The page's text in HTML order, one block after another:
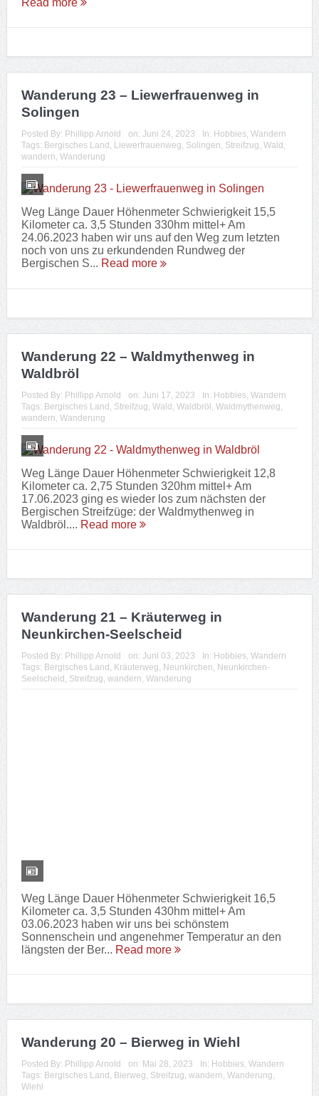
Kilometer ca. 3,5 Stunden 330hm mittel+ Am
24.06.2023 haben wir uns auf den Weg zum letzten
Bergischen S...Read more
Wanderung 22 – Waldmythenweg in
Waldbröl
Posted By:Phillipp Arnold on:Juni 17, 2023 In:Hobbies ,
Tags:Bergisches Land , Streifzug,Wald ,Waldbröl,Waldmythenweg
wandern,Wanderung
Kilometer ca. 2,75 Stunden 320hm mittel+ Am
17.06.2023 ging es wieder los zum nächsten der
Waldbröl....Read more
Wanderung 21 – Kräuterweg in
Neunkirchen-Seelscheid
Posted By:Phillipp Arnold on:Juni 03, 2023 In:Hobbies ,Wandern
Tags:Bergisches Land,Kräuterweg ,Neunkirchen,Neunkirchen-
Seelscheid,Streifzug,wandern,Wanderung
Weg Länge Dauer Höhenmeter Schwierigkeit 16,5
Kilometer ca. 3,5 Stunden 430hm mittel+ Am
Sonnenschein und angenehmer Temperatur an den
längsten der Ber...Read more
Streifzügen heute nach Wiehl um dort den Bierweg...
Read more
Posted By: Phillipp Arnold on:
Januar 07, 2023
In:Hobbies,Wandern
Marienheide,Streifzug,wandern,Wanderung